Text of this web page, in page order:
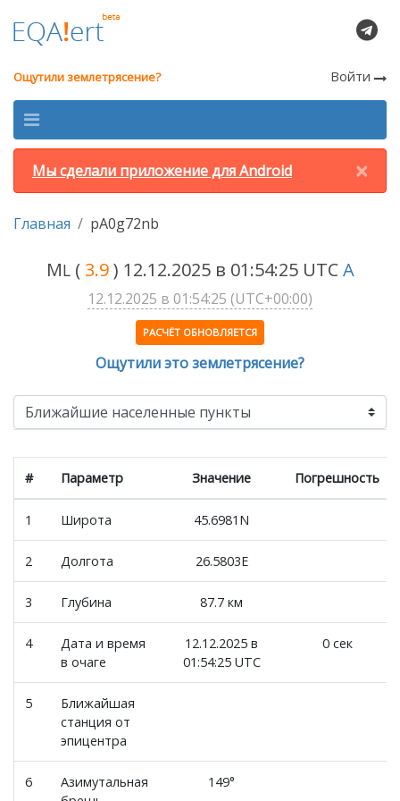
Ощутили землетрясение? Войти
×
Мы сделали приложение для Android
Главная pA0g72nb
ML( 3.9) 12.12.2025 в 01:54:25 UTCA
12.12.2025 в 01:54:25 (UTC+00:00)
РАСЧЁТ ОБНОВЛЯЕТСЯ
Ощутили это землетрясение?
# Параметр Значение Погрешность
1 Широта 45.6981N
2 Долгота 26.5803E
3 Глубина 87.7 км
4
Дата и время
в очаге
12.12.2025 в
01:54:25 UTC
0 сек
5
Ближайшая
станция от
эпицентра
6
Азимутальная
149°